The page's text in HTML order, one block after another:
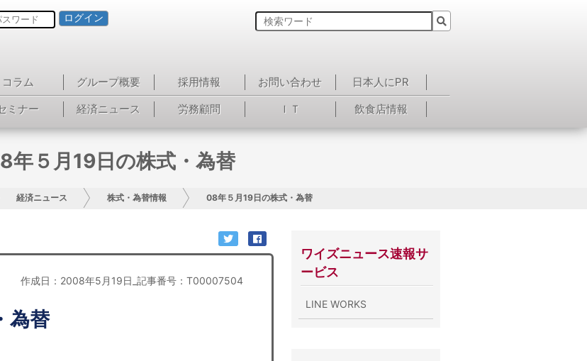
ログイン
コラム グループ概要 採用情報 お問い合わせ
日本人にPR
ミナー 経済ニュース 労務顧問 ＩＴ 飲食店情報
年５月19日の株式・為替
経済ニュース 株式・為替情報 08年５月19日の株式・為替
作成日：2008年5月19日_記事番号：T00007504
為替
ワイズニュース速報サ
ービス
LINE WORKS